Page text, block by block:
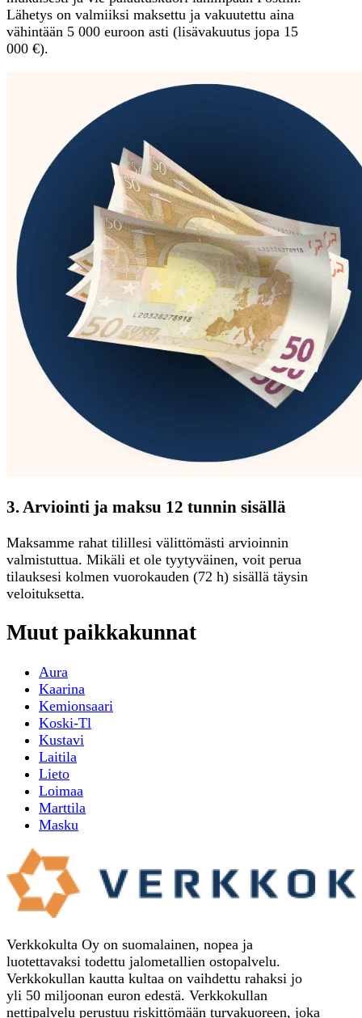
Lähetys on valmiiksi maksettu ja vakuutettu aina
vähintään 5 000 euroon asti (lisävakuutus jopa 15
000 €).
3. Arviointi ja maksu 12 tunnin sisällä
Maksamme rahat tilillesi välittömästi arvioinnin
valmistuttua. Mikäli et ole tyytyväinen, voit perua
tilauksesi kolmen vuorokauden (72 h) sisällä täysin
veloituksetta.
Muut paikkakunnat
Aura
Kaarina
Kemionsaari
Koski-Tl
Kustavi
Laitila
Lieto
Loimaa
Marttila
Masku
Verkkokulta Oy on suomalainen, nopea ja
luotettavaksi todettu jalometallien ostopalvelu.
Verkkokullan kautta kultaa on vaihdettu rahaksi jo
yli 50 miljoonan euron edestä. Verkkokullan
nettipalvelu perustuu riskittömään turvakuoreen, joka